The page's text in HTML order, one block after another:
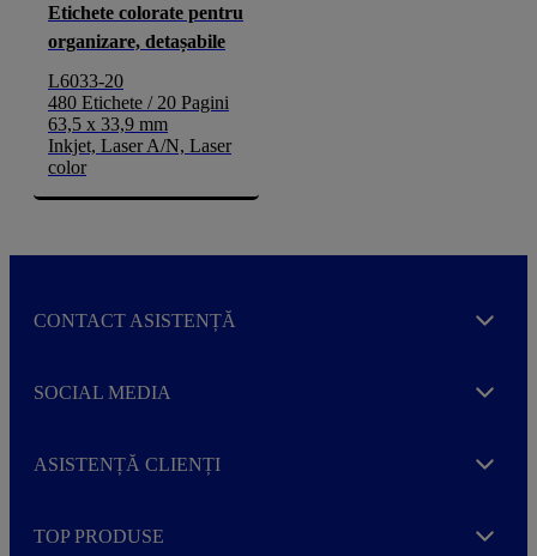
Etichete colorate pentru
organizare, detașabile
L6033-20
480 Etichete / 20 Pagini
63,5 x 33,9 mm
Inkjet, Laser A/N, Laser
color
CONTACT ASISTENȚĂ Expand
SOCIAL MEDIA Expand
ASISTENȚĂ CLIENȚI Expand
TOP PRODUSE Expand